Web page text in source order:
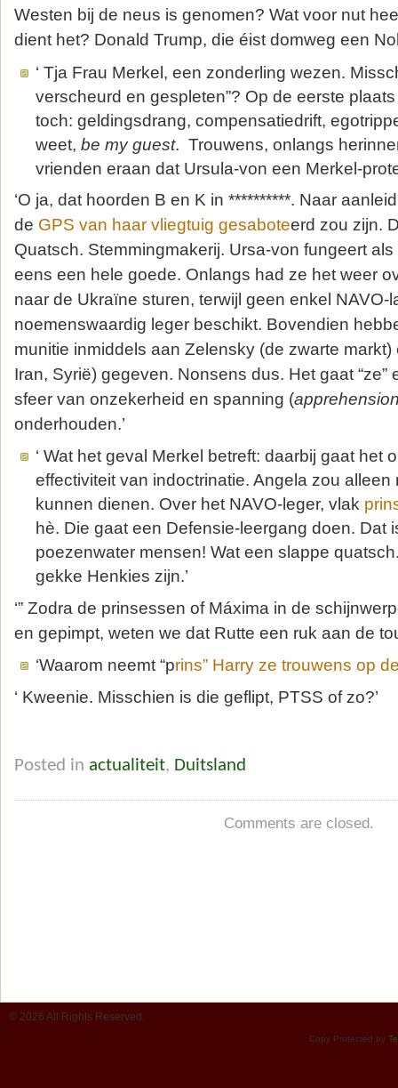
Westen bij de neus is genomen? Wat voor nut
dient het? Donald Trump, die éist domweg een
‘ Tja Frau Merkel, een zonderling wezen.
verscheurd en gespleten”? Op de eerste
toch: geldingsdrang, compensatiedrift,
weet, be my guest. Trouwens, onlangs
vrienden eraan dat Ursula-von een Merkel-
‘O ja, dat hoorden B en K in **********. Naar
de GPS van haar vliegtuig gesaboteerd zou zijn.
Quatsch. Stemmingmakerij. Ursa-von fungeert
eens een hele goede. Onlangs had ze het weer
naar de Ukraïne sturen, terwijl geen enkel NAVO-
noemenswaardig leger beschikt. Bovendien
munitie inmiddels aan Zelensky (de zwarte
Iran, Syrië) gegeven. Nonsens dus. Het gaat “ze”
sfeer van onzekerheid en spanning (
onderhouden.’
‘ Wat het geval Merkel betreft: daarbij gaat het
effectiviteit van indoctrinatie. Angela zou
kunnen dienen. Over het NAVO-leger, vlak
hè. Die gaat een Defensie-leergang doen. Dat
poezenwater mensen! Wat een slappe
gekke Henkies zijn.’
‘” Zodra de prinsessen of Máxima in de
en gepimpt, weten we dat Rutte een ruk aan de
‘Waarom neemt “prins” Harry ze trouwens op
‘ Kweenie. Misschien is die geflipt, PTSS of zo?’
Posted in actualiteit, Duitsland
Comments are closed.
© 2026 All Rights Reserved.
Copy Protected by